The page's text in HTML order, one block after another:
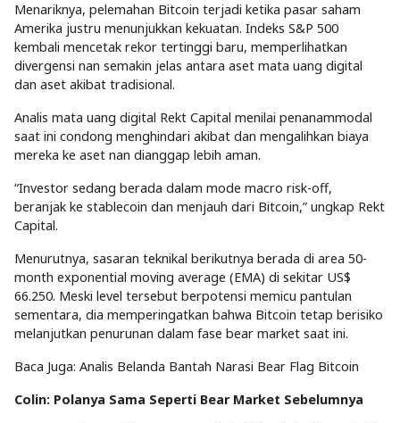
Menariknya, pelemahan Bitcoin terjadi ketika pasar saham
Amerika justru menunjukkan kekuatan. Indeks S&P 500
kembali mencetak rekor tertinggi baru, memperlihatkan
divergensi nan semakin jelas antara aset mata uang digital
dan aset akibat tradisional.
Analis mata uang digital Rekt Capital menilai penanammodal
saat ini condong menghindari akibat dan mengalihkan biaya
mereka ke aset nan dianggap lebih aman.
“Investor sedang berada dalam mode macro risk-off,
beranjak ke stablecoin dan menjauh dari Bitcoin,” ungkap Rekt
Capital.
Menurutnya, sasaran teknikal berikutnya berada di area 50-
month exponential moving average (EMA) di sekitar US$
66.250. Meski level tersebut berpotensi memicu pantulan
sementara, dia memperingatkan bahwa Bitcoin tetap berisiko
melanjutkan penurunan dalam fase bear market saat ini.
Baca Juga: Analis Belanda Bantah Narasi Bear Flag Bitcoin
Colin: Polanya Sama Seperti Bear Market Sebelumnya